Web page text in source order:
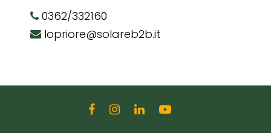
0362/332160
lopriore@solareb2b.it